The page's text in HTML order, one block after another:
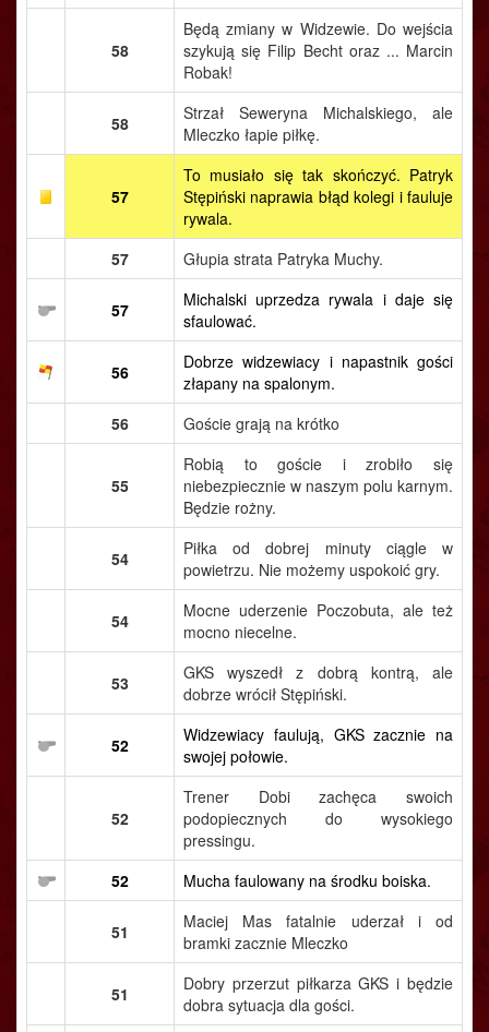
58
Będą zmiany w Widzewie. Do wejścia
szykują się Filip Becht oraz ... Marcin
Robak!
58
Strzał Seweryna Michalskiego, ale
Mleczko łapie piłkę.
57
To musiało się tak skończyć. Patryk
Stępiński naprawia błąd kolegi i fauluje
rywala.
57
Głupia strata Patryka Muchy.
57
Michalski uprzedza rywala i daje się
sfaulować.
56
Dobrze widzewiacy i napastnik gości
złapany na spalonym.
56
Goście grają na krótko
55
Robią to goście i zrobiło się
niebezpiecznie w naszym polu karnym.
Będzie rożny.
54
Piłka od dobrej minuty ciągle w
powietrzu. Nie możemy uspokoić gry.
54
Mocne uderzenie Poczobuta, ale też
mocno niecelne.
53
GKS wyszedł z dobrą kontrą, ale
dobrze wrócił Stępiński.
52
Widzewiacy faulują, GKS zacznie na
swojej połowie.
52
Trener Dobi zachęca swoich
podopiecznych do wysokiego
pressingu.
52
Mucha faulowany na środku boiska.
51
Maciej Mas fatalnie uderzał i od
bramki zacznie Mleczko
51
Dobry przerzut piłkarza GKS i będzie
dobra sytuacja dla gości.